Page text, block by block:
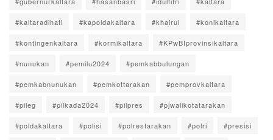
#kaltaradihati #kapoldakaltara #khairul #konikaltara
#kontingenkaltara #kormikaltara #KPwBIprovinsikaltara
#nunukan #pemilu2024 #pemkabbulungan
#pemkabnunukan #pemkottarakan #pemprovkaltara
#pileg #pilkada2024 #pilpres #pjwalikotatarakan
#poldakaltara #polisi #polrestarakan #polri #presisi